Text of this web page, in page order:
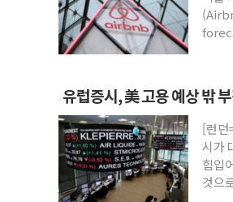
유럽증시, 美 고용 예상 밖
STOXX 600 지수는 나흘 연
[런던
시가
힘입
것으